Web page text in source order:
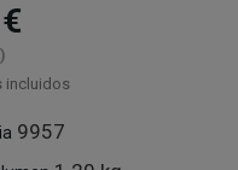
incluidos
9957